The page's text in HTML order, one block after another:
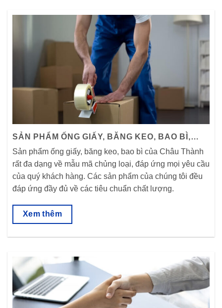
SẢN PHẨM ỐNG GIẤY, BĂNG KEO, BAO BÌ,…
Sản phẩm ống giấy, băng keo, bao bì của Châu Thành
rất đa dạng về mẫu mã chủng loại, đáp ứng mọi yêu cầu
của quý khách hàng. Các sản phẩm của chúng tôi đều
đáp ứng đầy đủ về các tiêu chuẩn chất lượng.
Xem thêm